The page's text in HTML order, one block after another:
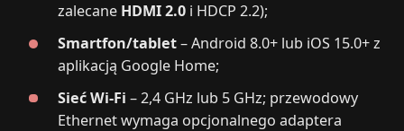
zalecane HDMI 2.0 i HDCP 2.2);
Smartfon/tablet– Android 8.0+ lub iOS 15.0+ z
aplikacją Google Home;
Sieć Wi‑Fi – 2,4 GHz lub 5 GHz; przewodowy
Ethernet wymaga opcjonalnego adaptera